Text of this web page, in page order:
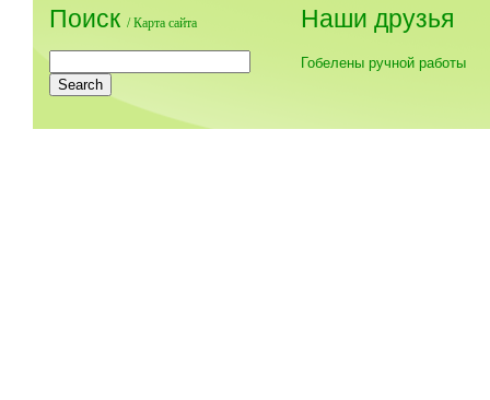
Поиск /Карта сайта Наши друзья
Гобелены ручной работы